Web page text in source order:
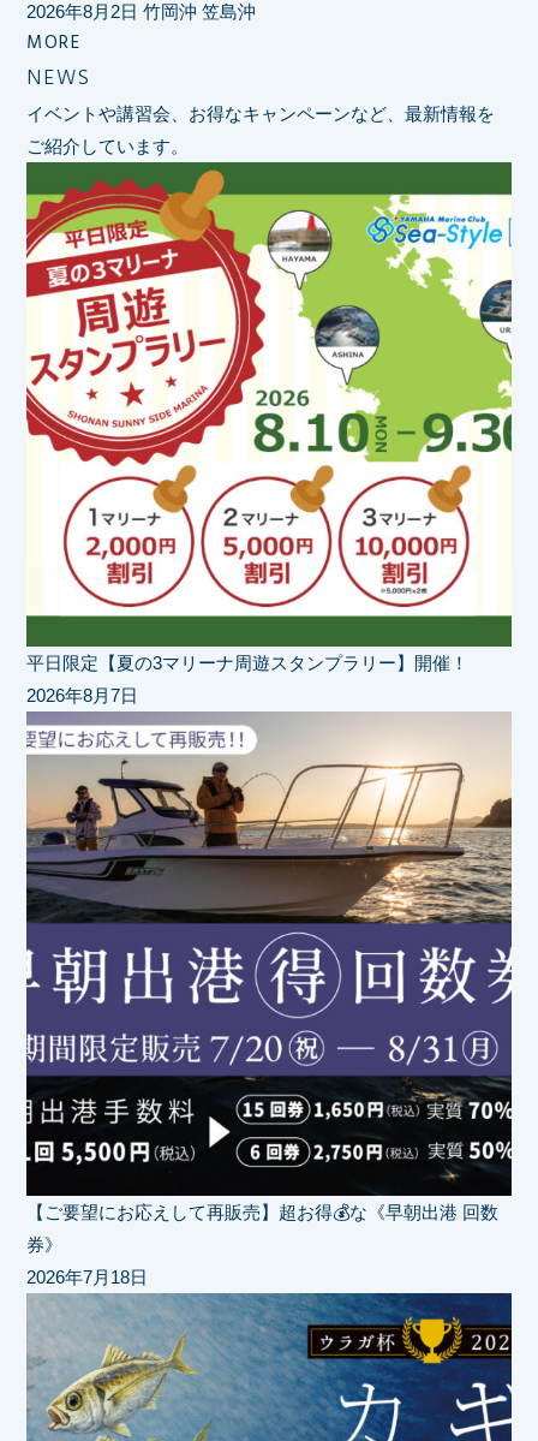
2026年8月2日 竹岡沖 笠島沖
MORE
NEWS
イベントや講習会、お得なキャンペーンなど、最新情報を
ご紹介しています。
平日限定【夏の3マリーナ周遊スタンプラリー】開催！
2026年8月7日
【ご要望にお応えして再販売】超お得💰な《早朝出港 回数
券》
2026年7月18日